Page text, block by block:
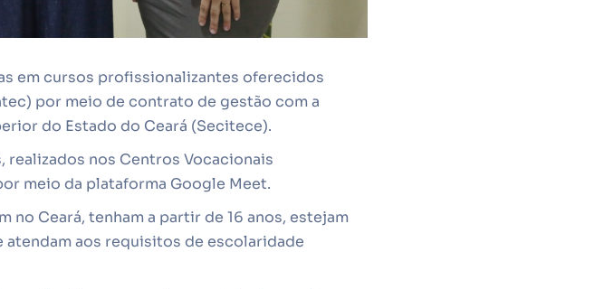
em cursos profissionalizantes oferecidos
por meio de contrato de gestão com a
do Estado do Ceará (Secitece).
nos Centros Vocacionais
meio da plataforma Google Meet.
Ceará, tenham a partir de 16 anos, estejam
aos requisitos de escolaridade